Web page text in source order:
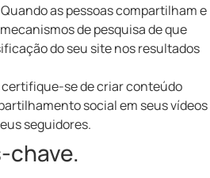
as pessoas compartilham e
de pesquisa de que
do seu site nos resultados
certifique-se de criar conteúdo
social em seus vídeos
seguidores.
chave.